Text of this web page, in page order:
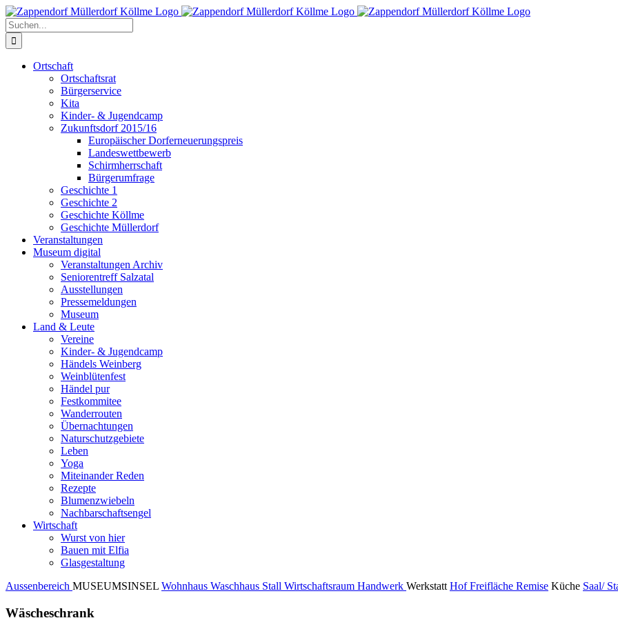
Zum
Inhalt
springen
Suche
nach:
Ortschaft
Ortschaftsrat
Bürgerservice
Kita
Kinder- & Jugendcamp
Zukunftsdorf 2015/16
Europäischer Dorferneuerungspreis
Landeswettbewerb
Schirmherrschaft
Bürgerumfrage
Geschichte 1
Geschichte 2
Geschichte Köllme
Geschichte Müllerdorf
Veranstaltungen
Museum digital
Veranstaltungen Archiv
Seniorentreff Salzatal
Ausstellungen
Pressemeldungen
Museum
Land & Leute
Vereine
Kinder- & Jugendcamp
Händels Weinberg
Weinblütenfest
Händel pur
Festkommitee
Wanderrouten
Übernachtungen
Naturschutzgebiete
Leben
Yoga
Miteinander Reden
Rezepte
Blumenzwiebeln
Nachbarschaftsengel
Wirtschaft
Wurst von hier
Bauen mit Elfia
Glasgestaltung
Aussenbereich MUSEUMSINSEL Wohnhaus Waschhaus Stall Wirtschaftsraum Handwerk Werkstatt Hof Freifläche Remise Küche Saal/
Wäscheschrank